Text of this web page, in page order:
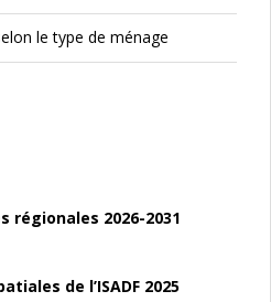
le type de ménage
régionales 2026-2031
de l’ISADF 2025